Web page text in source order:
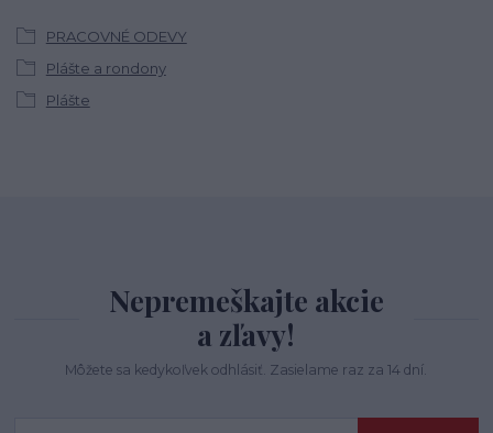
PRACOVNÉ ODEVY
Plášte a rondony
Plášte
Nepremeškajte akcie
a zľavy!
Môžete sa kedykoľvek odhlásiť. Zasielame raz za 14 dní.